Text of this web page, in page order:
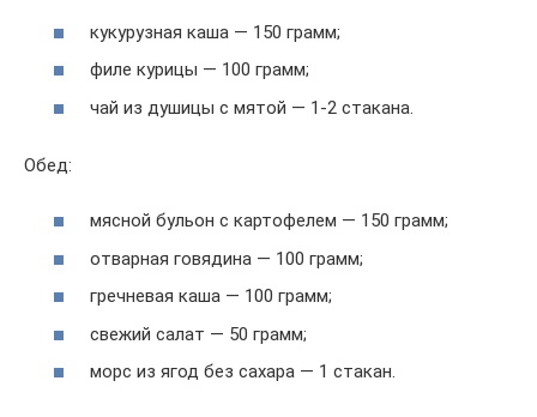
кукурузная каша — 150 грамм;
филе курицы — 100 грамм;
чай из душицы с мятой — 1-2 стакана.
Обед:
мясной бульон с картофелем — 150 грамм;
отварная говядина — 100 грамм;
гречневая каша — 100 грамм;
свежий салат — 50 грамм;
морс из ягод без сахара — 1 стакан.